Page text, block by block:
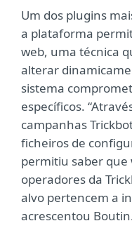
Um dos plugins
a plataforma
web, uma técnica
alterar
sistema
específicos.
campanhas
ficheiros de
permitiu saber que
operadores da
alvo pertencem a
acrescentou